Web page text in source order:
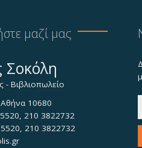
μαζί μας
Σοκόλη
- Βιβλιοπωλείο
10680
, 210 3822732
210 3822732